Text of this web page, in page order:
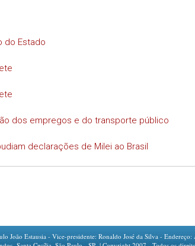
do Estado
dos empregos e do transporte público
declarações de Milei ao Brasil
João Estausia - Vice-presidente: Ronaldo José da Silva -